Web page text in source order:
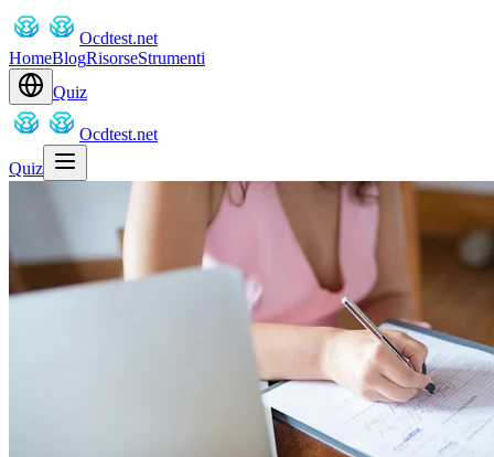
Ocdtest.net
HomeBlogRisorseStrumenti
Quiz
Ocdtest.net
Quiz